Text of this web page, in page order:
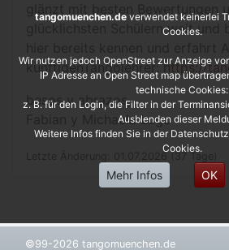
glänzt mit besten Bewertungen
glücklichsten Schülern weit und
künftigenTangolehrer:https://
besos y abrazos,
Fabian y Michaela Lugo
Letzte Änderung: 01.07.2026 (37 Tage)
©99-2026 tangomuenchen.de
tangomuenchen.de verwendet keinerlei
Cookies.
Wir nutzen jedoch OpenStreet zur Anzeige
IP Adresse an Open Street map
technische Cookies:
z. B. für den Login, die Filter in der
Ausblenden dieser
Weitere Infos finden Sie in der
Cookies.
Mehr Infos OK